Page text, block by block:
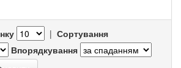
| Сортування
Впорядкування